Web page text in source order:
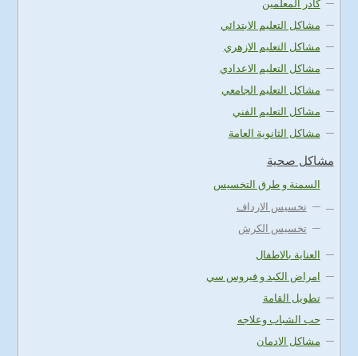
كادر المعلمين
مشاكل التعليم الابتدائي
مشاكل التعليم الازهري
مشاكل التعليم الاعدادي
مشاكل التعليم الجامعي
مشاكل التعليم الفني
مشاكل الثانوية العامة
مشاكل صحية
السمنة و طرق التخسيس
تخسيس الارداف
تخسيس الكرش
العناية بالاطفال
امراض الكبد و فيروس سي
تطويل القامة
حب الشباب وعلاجه
مشاكل الادمان